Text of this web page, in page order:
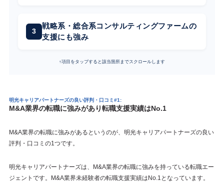
戦略系・総合系コンサルティングファームの
支援にも強み
↑項目をタップすると該当箇所までスクロールします
明光キャリアパートナーズの良い評判・口コミ#1:
M&A業界の転職に強みがあり転職支援実績はNo.1
M&A業界の転職に強みがあるというのが、明光キャリアパートナーズの良い
評判・口コミの1つです。
明光キャリアパートナーズは、M&A業界の転職に強みを持っている転職エー
ジェントです。M&A業界未経験者の転職支援実績はNo.1となっています。